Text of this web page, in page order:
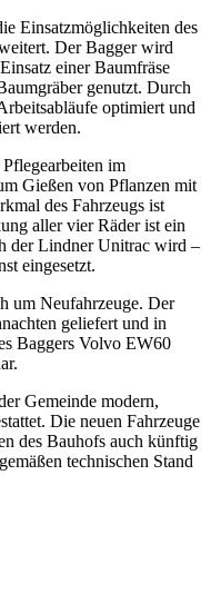
Einsatzmöglichkeiten des
Der Bagger wird
einer Baumfräse
genutzt. Durch
optimiert und
werden.
im
Gießen von Pflanzen mit
des Fahrzeugs ist
aller vier Räder ist ein
der Lindner Unitrac wird –
eingesetzt.
um Neufahrzeuge. Der
geliefert und in
Baggers Volvo EW60
Gemeinde modern,
Die neuen Fahrzeuge
des Bauhofs auch künftig
technischen Stand